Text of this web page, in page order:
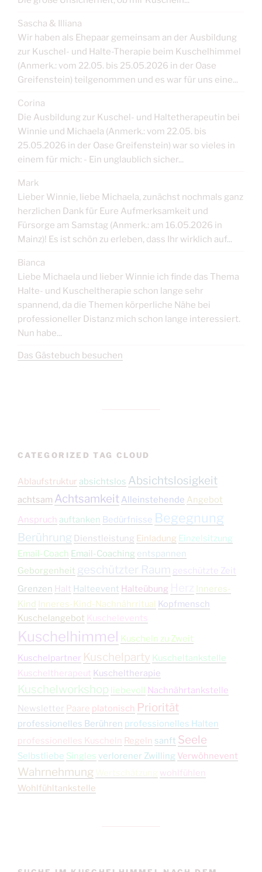
Sascha & Illiana
Wir haben als Ehepaar gemeinsam an der Ausbildung
zur Kuschel- und Halte-Therapie beim Kuschelhimmel
(Anmerk.: vom 22.05. bis 25.05.2026 in der Oase
Greifenstein) teilgenommen und es war für uns eine...
Corina
Die Ausbildung zur Kuschel- und Haltetherapeutin bei
Winnie und Michaela (Anmerk.: vom 22.05. bis
25.05.2026 in der Oase Greifenstein) war so vieles in
einem für mich: - Ein unglaublich sicher...
Mark
Lieber Winnie, liebe Michaela, zunächst nochmals ganz
herzlichen Dank für Eure Aufmerksamkeit und
Fürsorge am Samstag (Anmerk.: am 16.05.2026 in
Mainz)! Es ist schön zu erleben, dass Ihr wirklich auf...
Bianca
Liebe Michaela und lieber Winnie ich finde das Thema
Halte- und Kuscheltherapie schon lange sehr
spannend, da die Themen körperliche Nähe bei
professioneller Distanz mich schon lange interessiert.
Nun habe...
Das Gästebuch besuchen
CATEGORIZED TAG CLOUD
Ablaufstruktur absichtslos Absichtslosigkeit
achtsam Achtsamkeit Alleinstehende Angebot
Anspruch auftanken Bedürfnisse Begegnung
Berührung Dienstleistung Einladung Einzelsitzung
Email-Coach Email-Coaching entspannen
Geborgenheit geschützter Raum geschützte Zeit
Grenzen Halt Halteevent Halteübung
Inneres-
Kind Inneres-Kind-Nachnährritual Kopfmensch
Kuschelangebot Kuschelevents
Kuschelhimmel Kuscheln zu Zweit
Kuschelpartner Kuschelparty Kuscheltankstelle
Kuscheltherapeut Kuscheltherapie
Kuschelworkshop liebevoll Nachnährtankstelle
Newsletter Paare platonisch Priorität
professionelles Berühren professionelles Halten
professionelles Kuscheln Regeln sanft Seele
Selbstliebe Singles verlorener Zwilling Verwöhnevent
Wahrnehmung
wohlfühlen
Wohlfühltankstelle